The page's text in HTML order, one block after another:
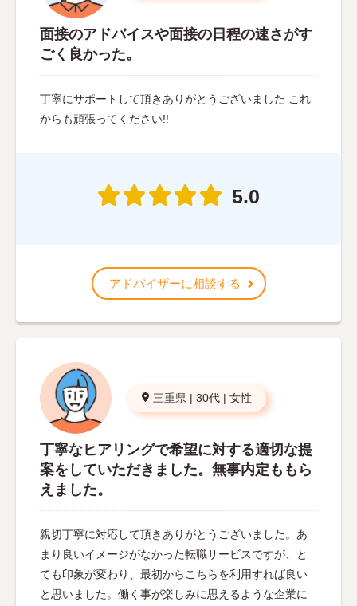
面接のアドバイスや面接の日程の速さがす
ごく良かった。
丁寧にサポートして頂きありがとうございました これ
からも頑張ってください!!
5.0
アドバイザーに相談する
三重県 | 30代 | 女性
丁寧なヒアリングで希望に対する適切な提
案をしていただきました。無事内定ももら
えました。
親切丁寧に対応して頂きありがとうございました。あ
まり良いイメージがなかった転職サービスですが、と
ても印象が変わり、最初からこちらを利用すれば良い
と思いました。働く事が楽しみに思えるような企業に